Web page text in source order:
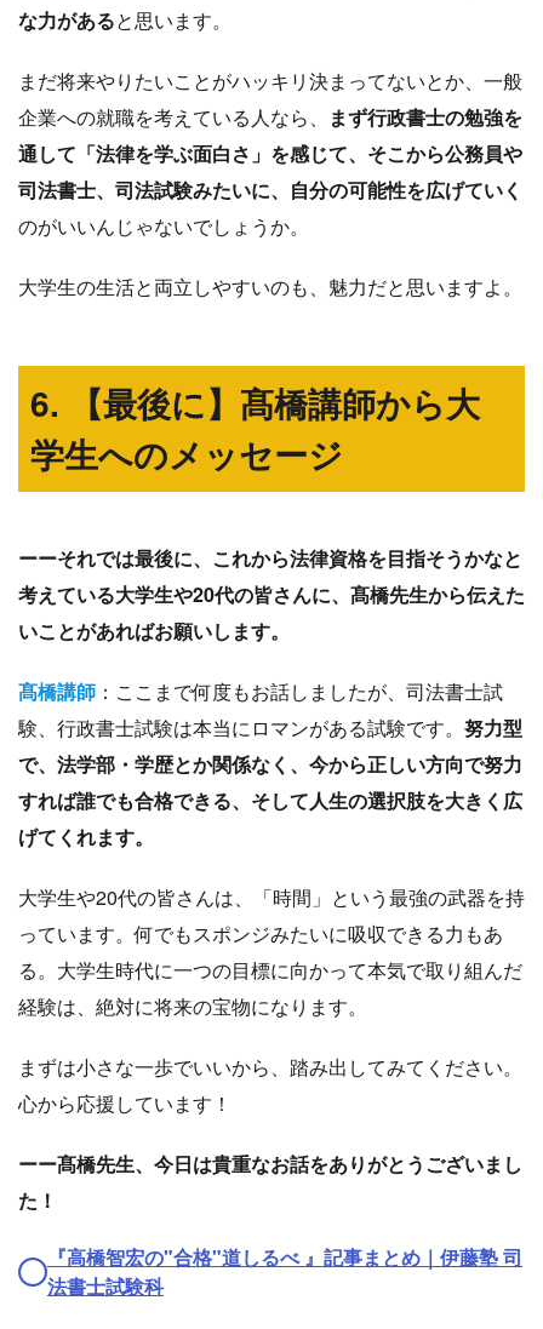
な力があると思います。
まだ将来やりたいことがハッキリ決まってないとか、一般
企業への就職を考えている人なら、
まず行政書士の勉強を
通して「法律を学ぶ面白さ」を感じて、そこから公務員や
司法書士、司法試験みたいに、自分の可能性を広げていく
のがいいんじゃないでしょうか。
大学生の生活と両立しやすいのも、魅力だと思いますよ。
6. 【最後に】髙橋講師から大
学生へのメッセージ
ーーそれでは最後に、これから法律資格を目指そうかなと
考えている大学生や20代の皆さんに、髙橋先生から伝えた
いことがあればお願いします。
髙橋講師 ：ここまで何度もお話しましたが、司法書士試
験、行政書士試験は本当にロマンがある試験です。努力型
で、法学部・学歴とか関係なく、今から正しい方向で努力
すれば誰でも合格できる、そして人生の選択肢を大きく広
げてくれます。
大学生や20代の皆さんは、「時間」という最強の武器を持
っています。何でもスポンジみたいに吸収できる力もあ
る。大学生時代に一つの目標に向かって本気で取り組んだ
経験は、絶対に将来の宝物になります。
まずは小さな一歩でいいから、踏み出してみてください。
心から応援しています！
ーー髙橋先生、今日は貴重なお話をありがとうございまし
た！
『高橋智宏の"合格"道しるべ 』記事まとめ｜伊藤塾 司
法書士試験科